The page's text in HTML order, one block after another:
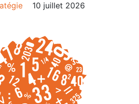
10 juillet 2026